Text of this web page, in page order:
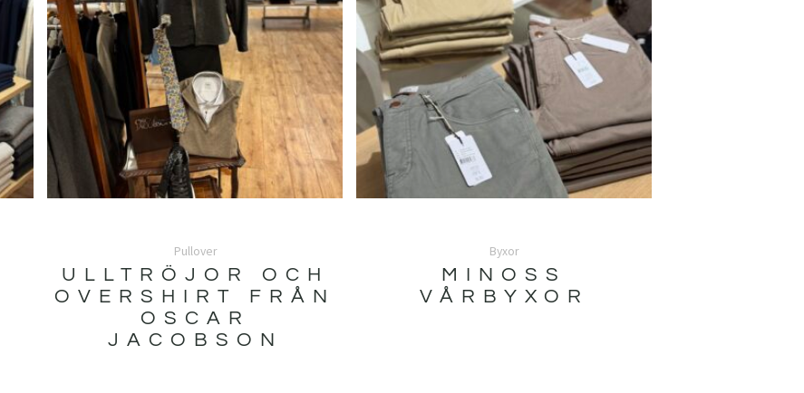
Pullover
ULLTRÖJOR OCH
OVERSHIRT FRÅN
OSCAR
JACOBSON
Byxor
MINOSS
VÅRBYXOR